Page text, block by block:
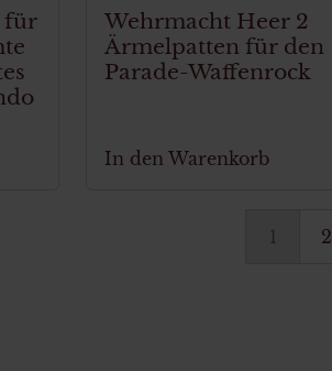
für
Wehrmacht Heer 2
Ärmelpatten für den
Parade-Waffenrock
In den Warenkorb
1 2